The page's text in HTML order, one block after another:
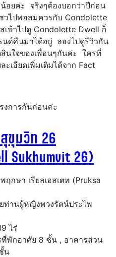
น้อยค่ะ จริงๆต้องบอกว่าปีก่อน
ไปพอสมควรกับ Condolette
ข้าไปดู Condolette Dwell ก็
ด์คืนมาได้อยู่ ลองไปดูรีวิวกัน
นใจของเพื่อนๆกันค่ะ ใครที่
ะเอียดเพิ่มเติมได้จาก Fact
งการกันก่อนค่ะ
ขุมวิท 26
Sukhumvit 26)
ฤกษา เรียลเอสเตท (Pruksa
ท่านผู้หญิงพวงรัตน์ประไพ
ไร่
พักอาศัย 8 ชั้น , อาคารส่วน
น